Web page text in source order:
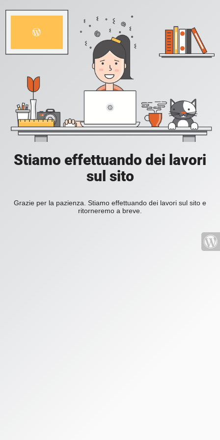
Stiamo effettuando dei lavori
sul sito
Grazie per la pazienza. Stiamo effettuando dei lavori sul sito e
ritorneremo a breve.